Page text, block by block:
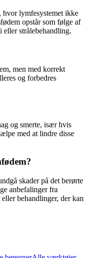
hvorlymfesystemetikke
opstår som følge af
eller strålebehandling.
, men med korrekt
og forbedres
og smerte, især hvis
med at lindre disse
skader på det berørte
anbefalinger fra
behandlinger, der kan